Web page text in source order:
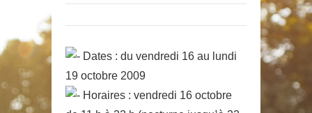
Dates : du vendredi 16 au lundi
19 octobre 2009
Horaires : vendredi 16 octobre